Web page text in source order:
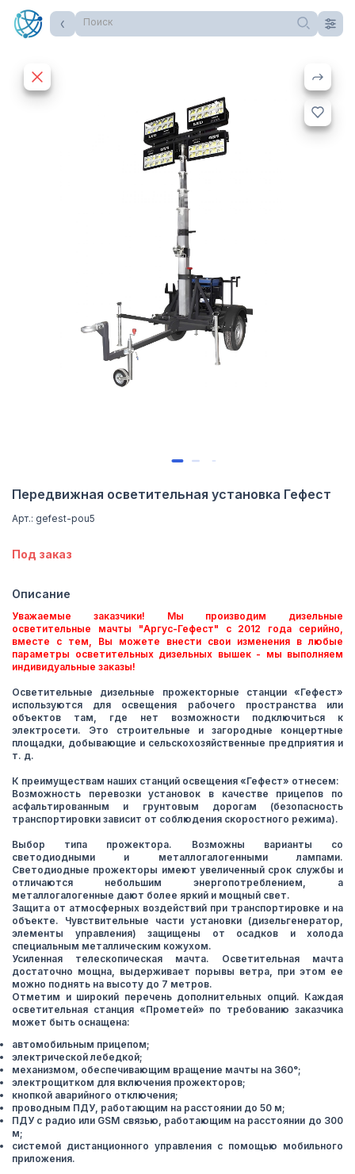
Поиск
Передвижная осветительная установка Гефест
Арт.: gefest-pou5
Под заказ
Описание
Уважаемые заказчики! Мы производим дизельные
осветительные мачты "Аргус-Гефест" с 2012 года серийно,
вместе с тем, Вы можете внести свои изменения в любые
параметры осветительных дизельных вышек - мы выполняем
индивидуальные заказы!
Осветительные дизельные прожекторные станции «Гефест»
используются для освещения рабочего пространства или
объектов там, где нет возможности подключиться к
электросети. Это строительные и загородные концертные
площадки, добывающие и сельскохозяйственные предприятия и
т. д.
К преимуществам наших станций освещения «Гефест» отнесем:
Возможность перевозки установок в качестве прицепов по
асфальтированным и грунтовым дорогам (безопасность
транспортировки зависит от соблюдения скоростного режима).
Выбор типа прожектора. Возможны варианты со
светодиодными и металлогалогенными лампами.
Светодиодные прожекторы имеют увеличенный срок службы и
отличаются небольшим энергопотреблением, а
металлогалогенные дают более яркий и мощный свет.
Защита от атмосферных воздействий при транспортировке и на
объекте. Чувствительные части установки (дизельгенератор,
элементы управления) защищены от осадков и холода
специальным металлическим кожухом.
Усиленная телескопическая мачта. Осветительная мачта
достаточно мощна, выдерживает порывы ветра, при этом ее
можно поднять на высоту до 7 метров.
Отметим и широкий перечень дополнительных опций. Каждая
осветительная станция «Прометей» по требованию заказчика
может быть оснащена:
автомобильным прицепом;
электрической лебедкой;
механизмом, обеспечивающим вращение мачты на 360°;
электрощитком для включения прожекторов;
кнопкой аварийного отключения;
проводным ПДУ, работающим на расстоянии до 50 м;
ПДУ с радио или GSM связью, работающим на расстоянии до 300
м;
системой дистанционного управления с помощью мобильного
приложения.